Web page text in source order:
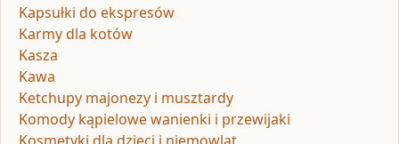
Kapsułki do ekspresów
Karmy dla kotów
Kasza
Kawa
Ketchupy majonezy i musztardy
Komody kąpielowe wanienki i przewijaki